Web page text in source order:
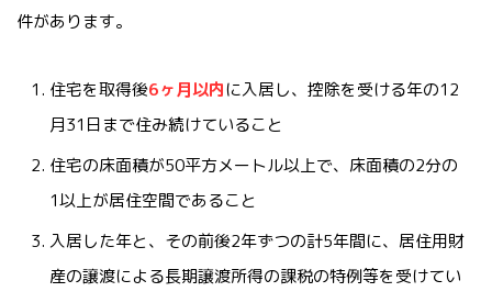
件があります。
住宅を取得後6ヶ月以内に入居し、控除を受ける年の12
月31日まで住み続けていること
住宅の床面積が50平方メートル以上で、床面積の2分の
1以上が居住空間であること
入居した年と、その前後2年ずつの計5年間に、居住用財
産の譲渡による長期譲渡所得の課税の特例等を受けてい